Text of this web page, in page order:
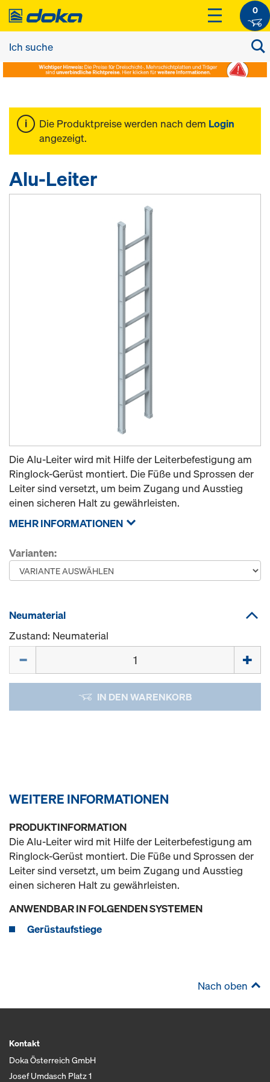
0
Die Produktpreise werden nach dem Login
angezeigt.
Alu-Leiter
Die Alu-Leiter wird mit Hilfe der Leiterbefestigung am
Ringlock-Gerüst montiert. Die Füße und Sprossen der
Leiter sind versetzt, um beim Zugang und Ausstieg
einen sicheren Halt zu gewährleisten.
MEHR INFORMATIONEN
Varianten:
Neumaterial
Zustand: Neumaterial
IN DEN WARENKORB
WEITERE INFORMATIONEN
PRODUKTINFORMATION
Die Alu-Leiter wird mit Hilfe der Leiterbefestigung am
Ringlock-Gerüst montiert. Die Füße und Sprossen der
Leiter sind versetzt, um beim Zugang und Ausstieg
einen sicheren Halt zu gewährleisten.
ANWENDBAR IN FOLGENDEN SYSTEMEN
Gerüstaufstiege
Nach oben
Kontakt
Doka Österreich GmbH
Josef Umdasch Platz 1